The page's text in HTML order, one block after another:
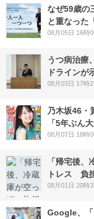
なぜ59歳の
と重なった
08月05日 16時
うつ病治療
ドラインが
08月03日 17時
乃木坂46・
「5年ぶん
08月07日 18時
「帰宅後
トレス 負
08月01日 20時
Google、